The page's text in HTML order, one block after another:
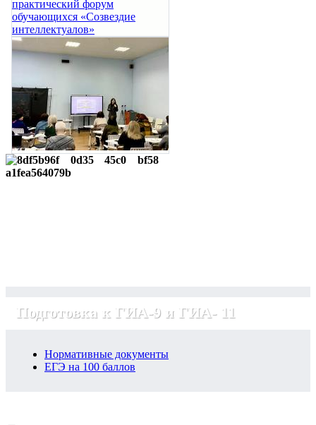
Подготовка к ГИА-9 и ГИА- 11
Нормативные документы
ЕГЭ на 100 баллов